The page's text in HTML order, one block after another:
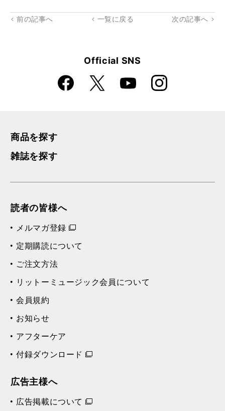
rk
前の記事へ 一覧に戻る 次の記事へ
Official SNS
Faceboo
k
X YouTube Instagra
m
商品を探す
雑誌を探す
読者の皆様へ
メルマガ登録
定期購読について
ご注文方法
リットーミュージック会員について
会員規約
お知らせ
アフターケア
付録ダウンロード
広告主様へ
広告掲載について